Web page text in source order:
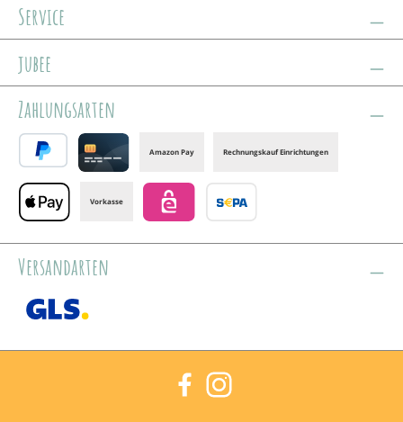
Service
jubee
Zahlungsarten
Amazon Pay Rechnungskauf Einrichtungen
Vorkasse
Versandarten
FacebookInstagram